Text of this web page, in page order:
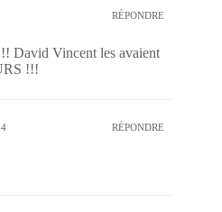
RÉPONDRE
David Vincent les avaient
!!!
RÉPONDRE